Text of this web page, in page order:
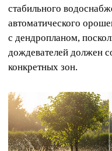
стабильного
автоматического
с дендропланом,
дождевателей должен
конкретных зон.